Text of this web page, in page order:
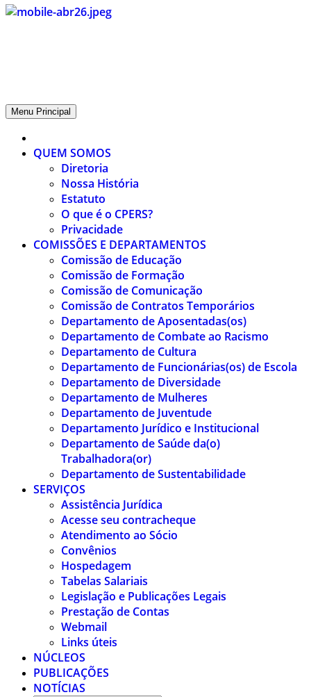
CPERS – Sindicato
CPERS – Sindicato dos Professores e Funcionários de escola do
Menu Principal
QUEM SOMOS
Diretoria
Nossa História
Estatuto
O que é o CPERS?
Privacidade
COMISSÕES E DEPARTAMENTOS
Comissão de Educação
Comissão de Formação
Comissão de Comunicação
Comissão de Contratos Temporários
Departamento de Aposentadas(os)
Departamento de Combate ao Racismo
Departamento de Cultura
Departamento de Funcionárias(os) de Escola
Departamento de Diversidade
Departamento de Mulheres
Departamento de Juventude
Departamento Jurídico e Institucional
Departamento de Saúde da(o)
Trabalhadora(or)
Departamento de Sustentabilidade
SERVIÇOS
Assistência Jurídica
Acesse seu contracheque
Atendimento ao Sócio
Convênios
Hospedagem
Tabelas Salariais
Legislação e Publicações Legais
Prestação de Contas
Webmail
Links úteis
NÚCLEOS
PUBLICAÇÕES
NOTÍCIAS